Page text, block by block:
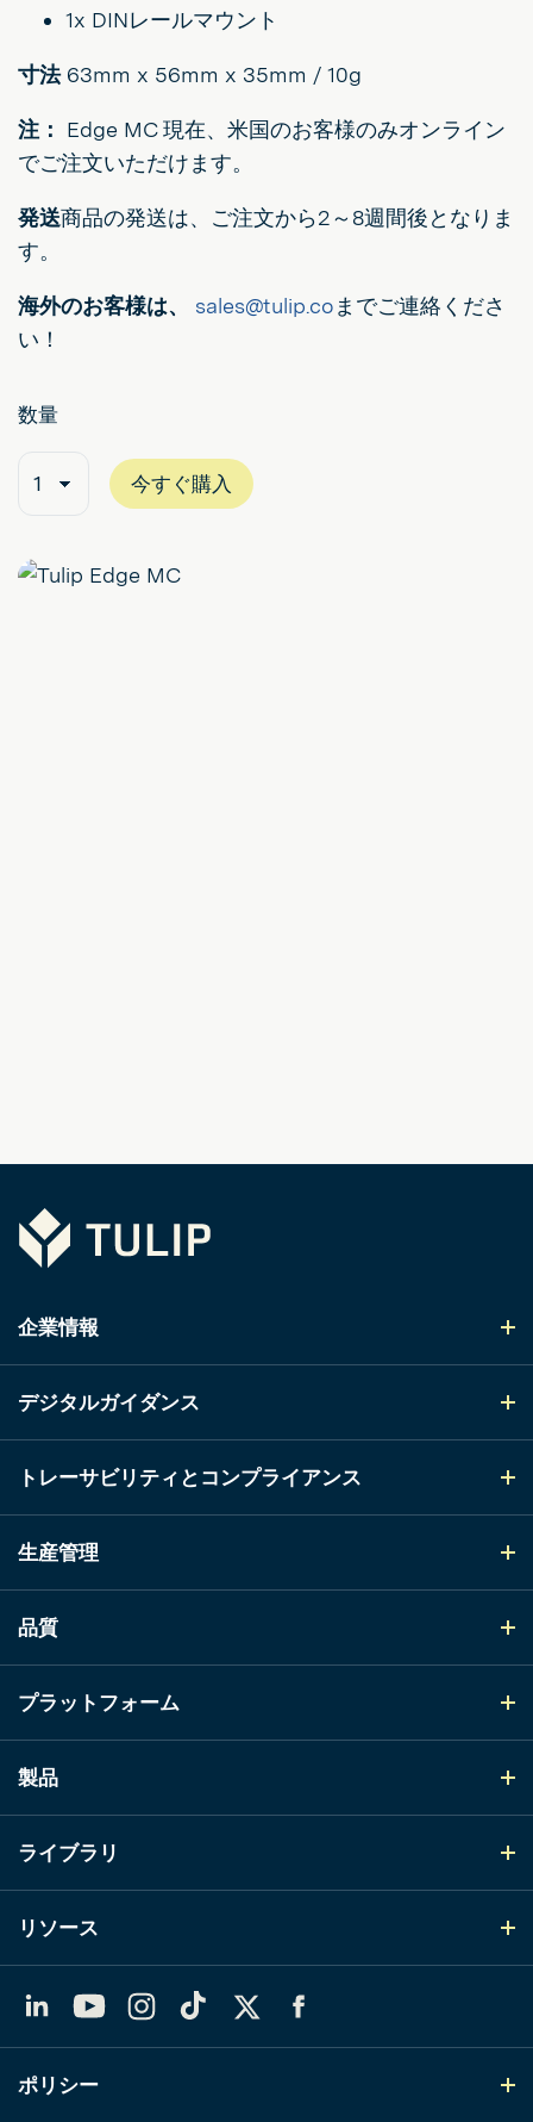
1x DINレールマウント
寸法 63mm x 56mm x 35mm / 10g
注：
Edge MC 現在、米国のお客様のみオンライン
でご注文いただけます。
発送商品の発送は、ご注文から2～8週間後となりま
す。
海外のお客様は、 sales@tulip.co までご連絡くださ
い！
数量
今すぐ購入
Tulip
企業情報
デジタルガイダンス
トレーサビリティとコンプライアンス
生産管理
品質
プラットフォーム
製品
ライブラリ
リソース
YouTubeInstagram
TikTok
ポリシー